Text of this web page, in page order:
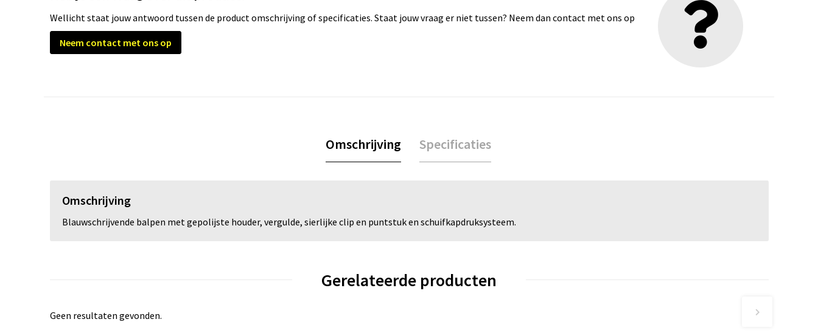
Wellicht staat jouw antwoord tussen de product omschrijving of specificaties. Staat jouw vraag er niet tussen? Neem dan contact met ons op
Neem contact met ons op
Omschrijving Specificaties
Omschrijving
Blauwschrijvende balpen met gepolijste houder, vergulde, sierlijke clip en puntstuk en schuifkapdruksysteem.
Gerelateerde producten
Geen resultaten gevonden.